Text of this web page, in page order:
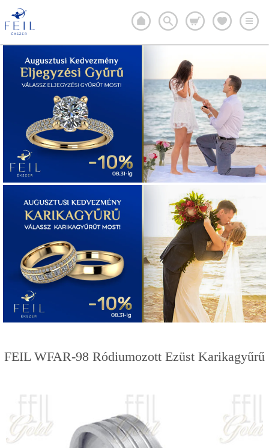
FEIL WFAR-98 Ródiumozott Ezüst Karikagyűrű